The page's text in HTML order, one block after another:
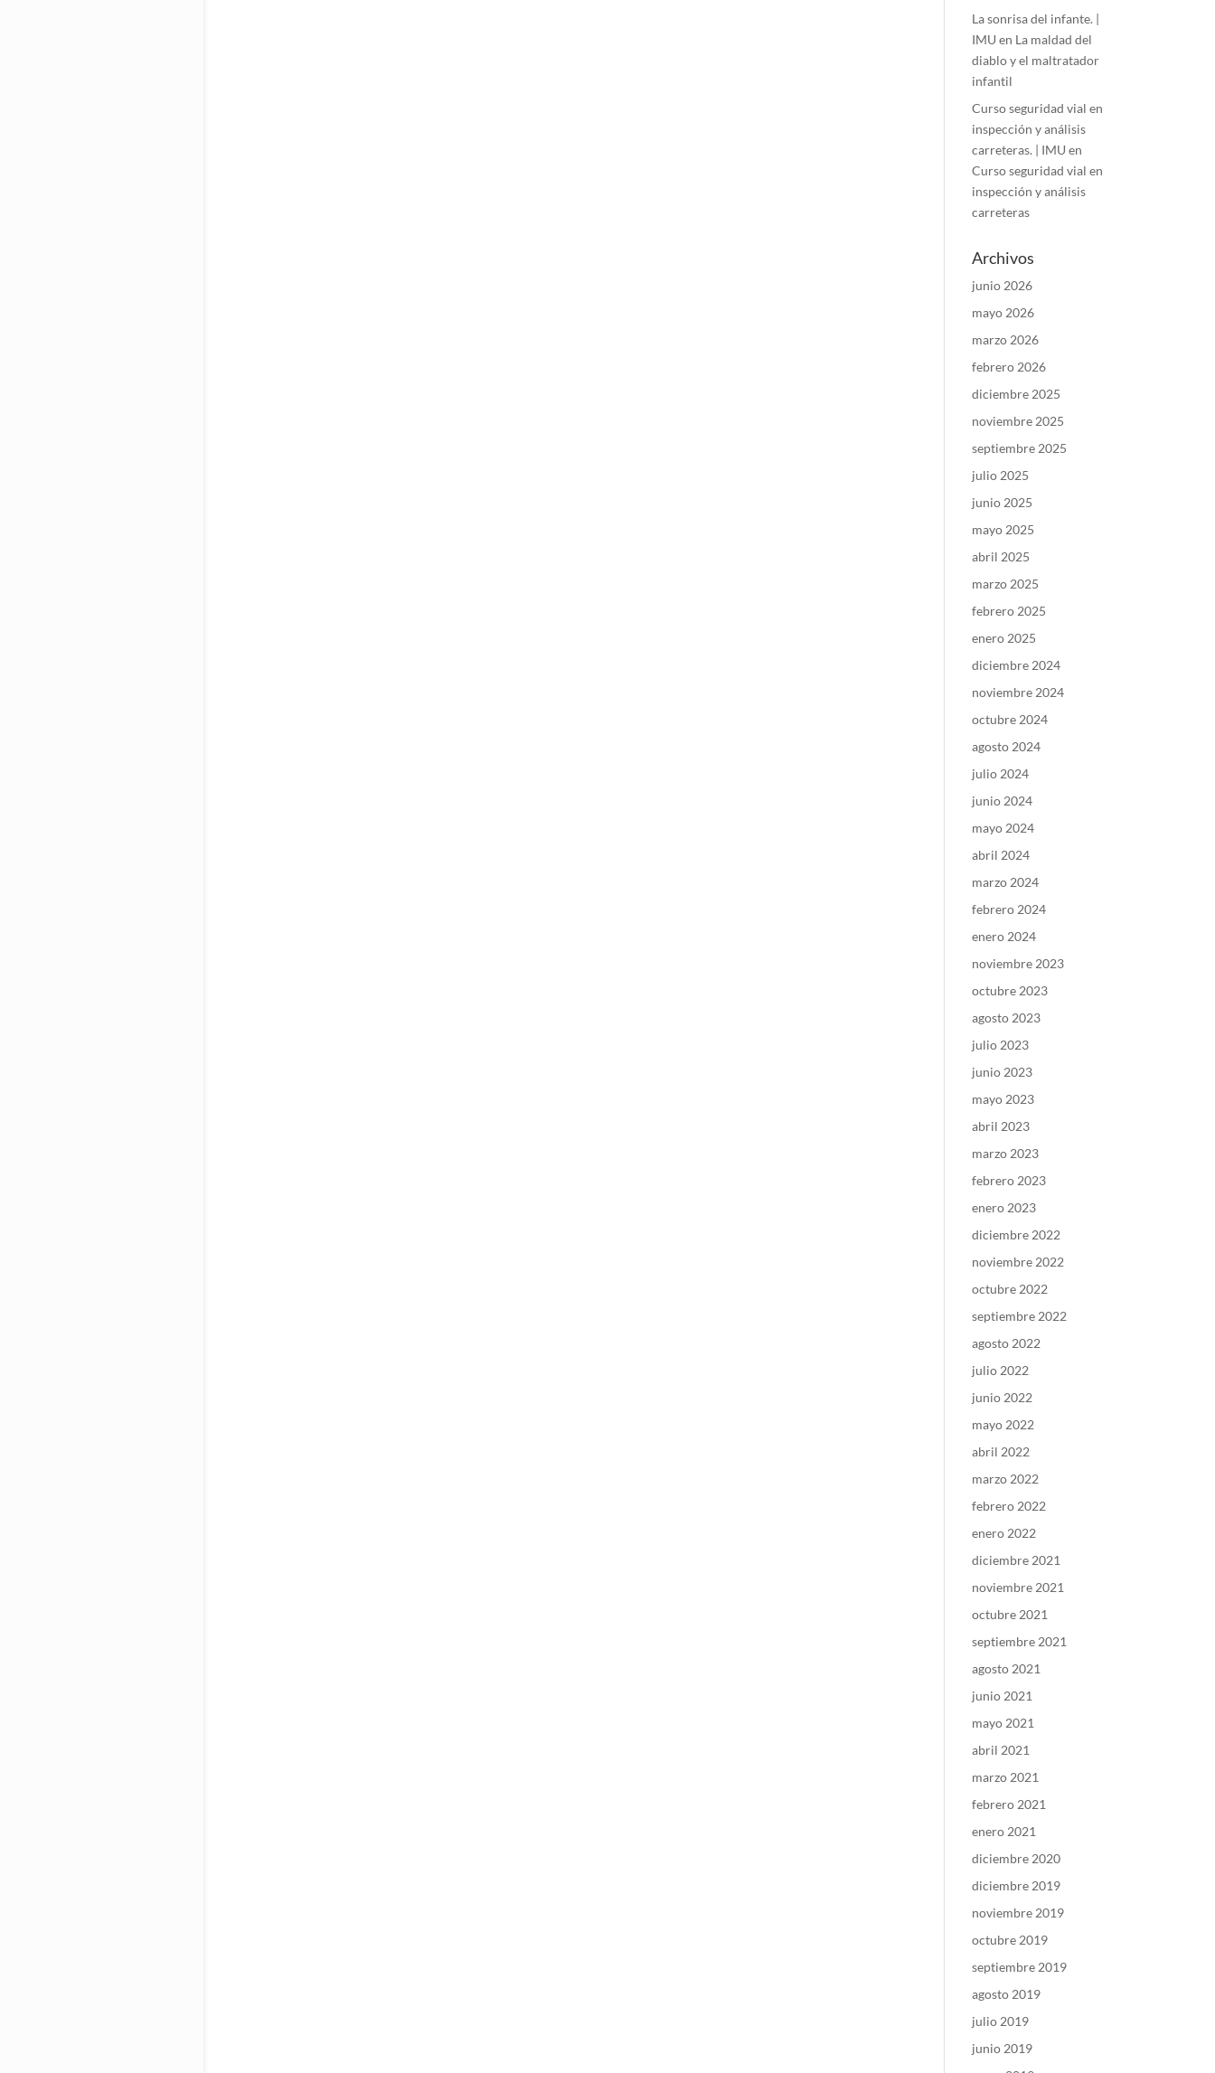
La sonrisa del infante. |
IMU en La maldad del
diablo y el maltratador
infantil
Curso seguridad vial en
inspección y análisis
carreteras. | IMU en
Curso seguridad vial en
inspección y análisis
carreteras
Archivos
junio 2026
mayo 2026
marzo 2026
febrero 2026
diciembre 2025
noviembre 2025
septiembre 2025
julio 2025
junio 2025
mayo 2025
abril 2025
marzo 2025
febrero 2025
enero 2025
diciembre 2024
noviembre 2024
octubre 2024
agosto 2024
julio 2024
junio 2024
mayo 2024
abril 2024
marzo 2024
febrero 2024
enero 2024
noviembre 2023
octubre 2023
agosto 2023
julio 2023
junio 2023
mayo 2023
abril 2023
marzo 2023
febrero 2023
enero 2023
diciembre 2022
noviembre 2022
octubre 2022
septiembre 2022
agosto 2022
julio 2022
junio 2022
mayo 2022
abril 2022
marzo 2022
febrero 2022
enero 2022
diciembre 2021
noviembre 2021
octubre 2021
septiembre 2021
agosto 2021
junio 2021
mayo 2021
abril 2021
marzo 2021
febrero 2021
enero 2021
diciembre 2020
diciembre 2019
noviembre 2019
octubre 2019
septiembre 2019
agosto 2019
julio 2019
junio 2019